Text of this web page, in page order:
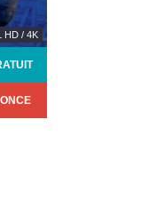
HD / 4K